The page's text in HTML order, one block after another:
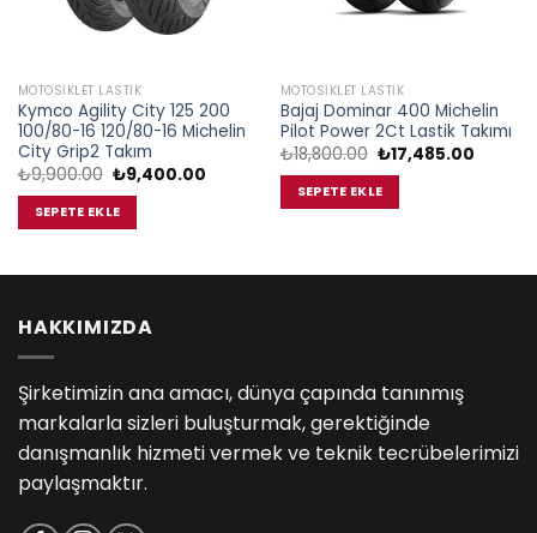
MOTOSIKLET LASTIK
Kymco Agility City 125 200
100/80-16 120/80-16 Michelin
City Grip2 Takım
₺9,900.00 Orijinal
fiyat:
₺9,900.00.
₺9,400.00Şu
SEPETE EKLE
MOTOSIKLET LASTIK
Bajaj Dominar 400 Michelin
Pilot Power 2Ct Lastik Takımı
₺18,800.00 Orijinal
fiyat:
₺18,800.00.
₺17,485.00Şu
SEPETE EKLE
HAKKIMIZDA
Şirketimizin ana amacı, dünya çapında tanınmış
markalarla sizleri buluşturmak, gerektiğinde
danışmanlık hizmeti vermek ve teknik tecrübelerimizi
paylaşmaktır.